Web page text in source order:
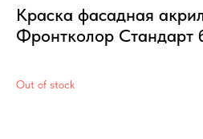
Краска фасадная
Фронтколор Стандарт
Out of stock